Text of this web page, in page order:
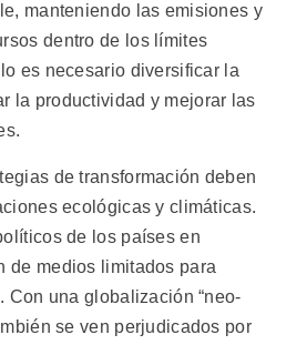
manteniendo las emisiones y
dentro de los límites
es necesario diversificar la
la productividad y mejorar las
de transformación deben
ecológicas y climáticas.
de los países en
de medios limitados para
Con una globalización “neo-
se ven perjudicados por